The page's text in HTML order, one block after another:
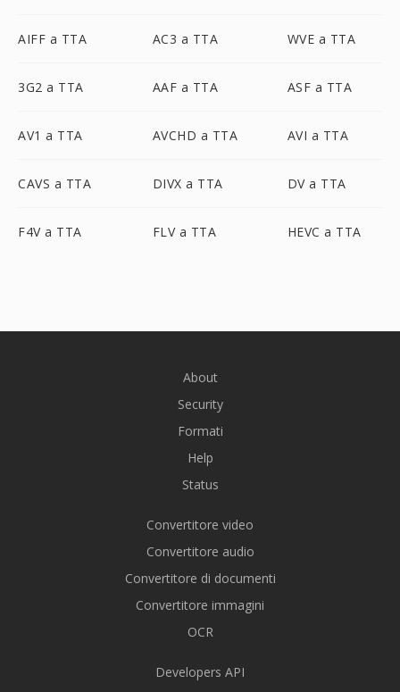
AIFF a TTA AC3 a TTA WVE a TTA
3G2 a TTA AAF a TTA ASF a TTA
AV1 a TTA AVCHD a TTA AVI a TTA
CAVS a TTA DIVX a TTA DV a TTA
F4V a TTA FLV a TTA HEVC a TTA
About
Security
Formati
Help
Status
Convertitore video
Convertitore audio
Convertitore di documenti
Convertitore immagini
OCR
Developers API